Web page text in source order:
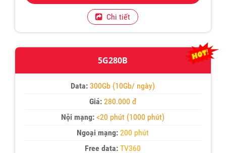
Chi tiết
5G280B
Data: 300Gb (10Gb/ ngày)
Giá:280.000 đ
Nội mạng: <20 phút (1000 phút)
Ngoại mạng: 200 phút
Free data: TV360